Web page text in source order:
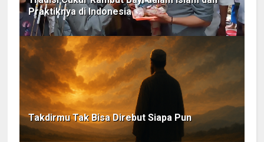
Praktiknya di Indonesia
Takdirmu Tak Bisa Direbut Siapa Pun